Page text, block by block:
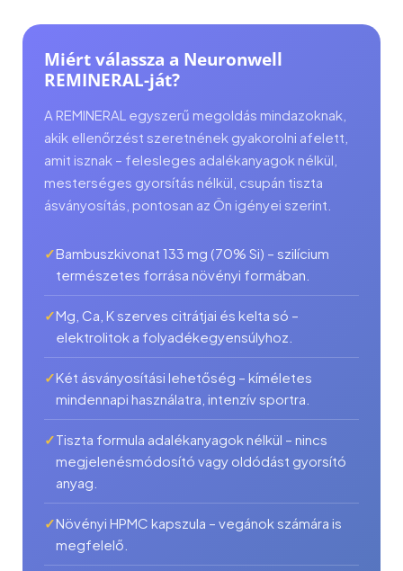
Miért válassza a Neuronwell
REMINERAL-ját?
A REMINERAL egyszerű megoldás mindazoknak,
akik ellenőrzést szeretnének gyakorolni afelett,
amit isznak – felesleges adalékanyagok nélkül,
mesterséges gyorsítás nélkül, csupán tiszta
ásványosítás, pontosan az Ön igényei szerint.
Bambuszkivonat 133 mg (70% Si) – szilícium
természetes forrása növényi formában.
Mg, Ca, K szerves citrátjai és kelta só –
elektrolitok a folyadékegyensúlyhoz.
Két ásványosítási lehetőség – kíméletes
mindennapi használatra, intenzív sportra.
Tiszta formula adalékanyagok nélkül – nincs
megjelenésmódosító vagy oldódást gyorsító
anyag.
Növényi HPMC kapszula – vegánok számára is
megfelelő.